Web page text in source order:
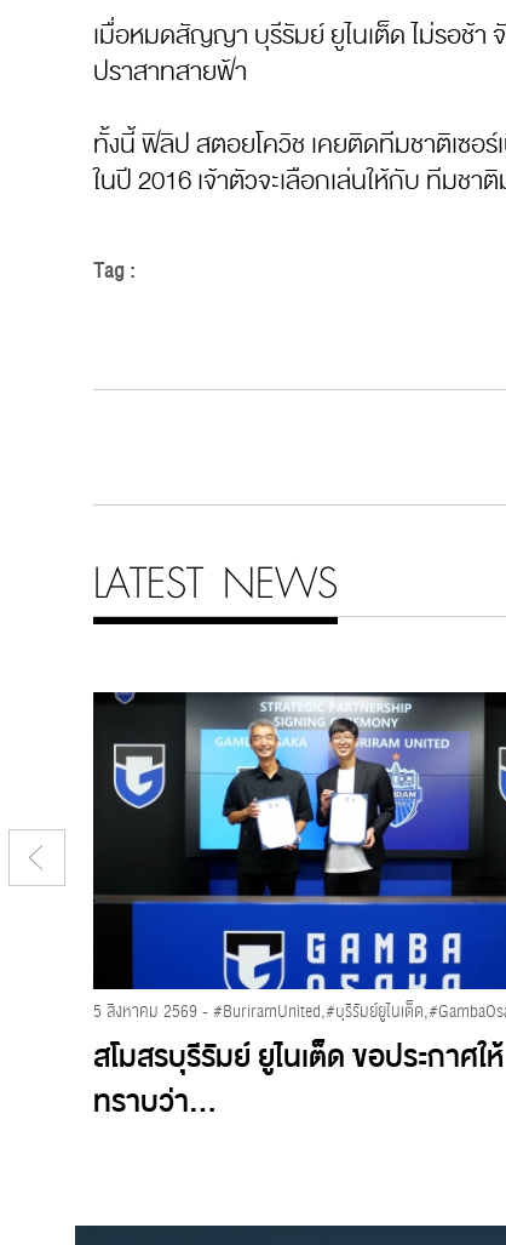
เมื่อหมดสัญญา บุรีรัมย์ ยูไนเต็ด ไม่รอช้า
ปราสาทสายฟ้า
ทั้งนี้ ฟิลิป สตอยโควิช เคยติดทีมชาติเซอ
ในปี 2016 เจ้าตัวจะเลือกเล่นให้กับ ทีมชา
Tag :
LATEST NEWS
5 สิงหาคม 2569 - #BuriramUnited,#บุรีรัมย์ยูไนเต็ด
สโมสรบุรีรัมย์ ยูไนเต็ด ขอประกาศให้
ทราบว่า...